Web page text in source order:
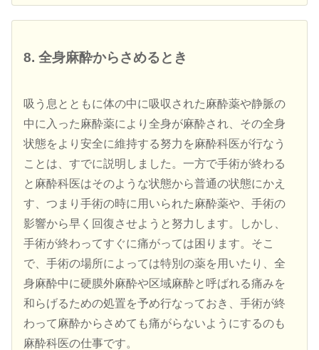
8. 全身麻酔からさめるとき
吸う息とともに体の中に吸収された麻酔薬や静脈の
中に入った麻酔薬により全身が麻酔され、その全身
状態をより安全に維持する努力を麻酔科医が行なう
ことは、すでに説明しました。一方で手術が終わる
と麻酔科医はそのような状態から普通の状態にかえ
す、つまり手術の時に用いられた麻酔薬や、手術の
影響から早く回復させようと努力します。しかし、
手術が終わってすぐに痛がっては困ります。そこ
で、手術の場所によっては特別の薬を用いたり、全
身麻酔中に硬膜外麻酔や区域麻酔と呼ばれる痛みを
和らげるための処置を予め行なっておき、手術が終
わって麻酔からさめても痛がらないようにするのも
麻酔科医の仕事です。